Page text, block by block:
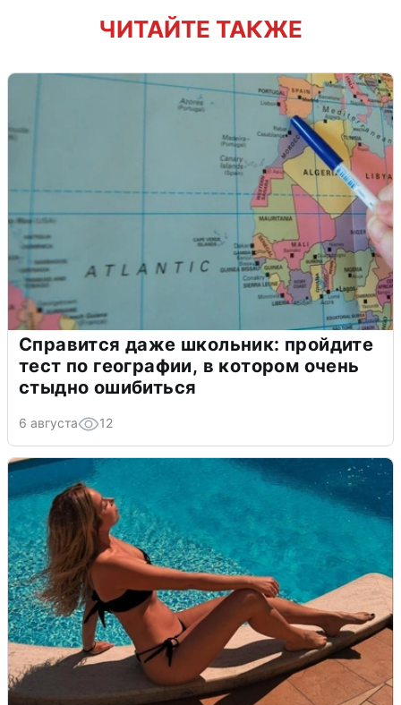
ЧИТАЙТЕ ТАКЖЕ
Справится даже школьник: пройдите
тест по географии, в котором очень
стыдно ошибиться
6 августа 12